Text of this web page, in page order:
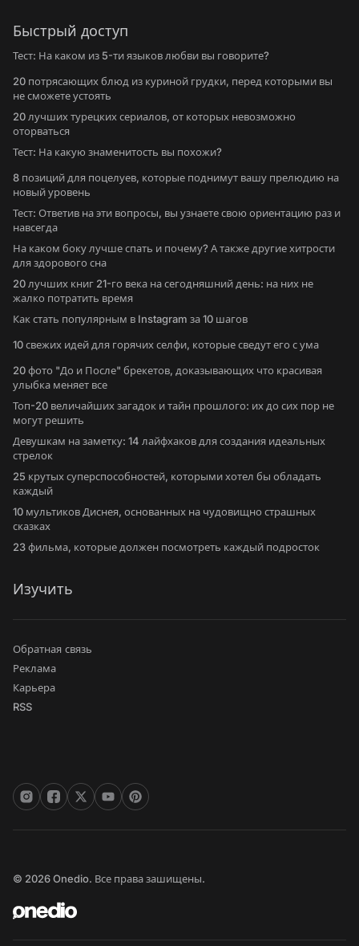
Быстрый доступ
Тест: На каком из 5-ти языков любви вы говорите?
20 потрясающих блюд из куриной грудки, перед которыми вы
не сможете устоять
20 лучших турецких сериалов, от которых невозможно
оторваться
Тест: На какую знаменитость вы похожи?
8 позиций для поцелуев, которые поднимут вашу прелюдию на
новый уровень
Тест: Ответив на эти вопросы, вы узнаете свою ориентацию раз и
навсегда
На каком боку лучше спать и почему? А также другие хитрости
для здорового сна
20 лучших книг 21-го века на сегодняшний день: на них не
жалко потратить время
Как стать популярным в Instagram за 10 шагов
10 свежих идей для горячих селфи, которые сведут его с ума
20 фото "До и После" брекетов, доказывающих что красивая
улыбка меняет все
Топ-20 величайших загадок и тайн прошлого: их до сих пор не
могут решить
Девушкам на заметку: 14 лайфхаков для создания идеальных
стрелок
25 крутых суперспособностей, которыми хотел бы обладать
каждый
10 мультиков Диснея, основанных на чудовищно страшных
сказках
23 фильма, которые должен посмотреть каждый подросток
Изучить
Обратная связь
Реклама
Карьера
RSS
© 2026 Onedio. Все права зашищены.